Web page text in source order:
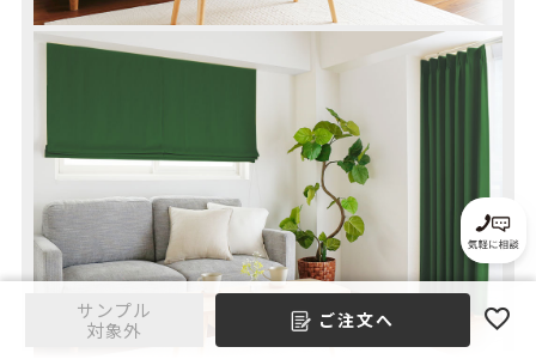
サンプル
対象外
ご注文へ